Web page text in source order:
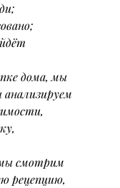
дома, мы
смотрим
рецепцию,